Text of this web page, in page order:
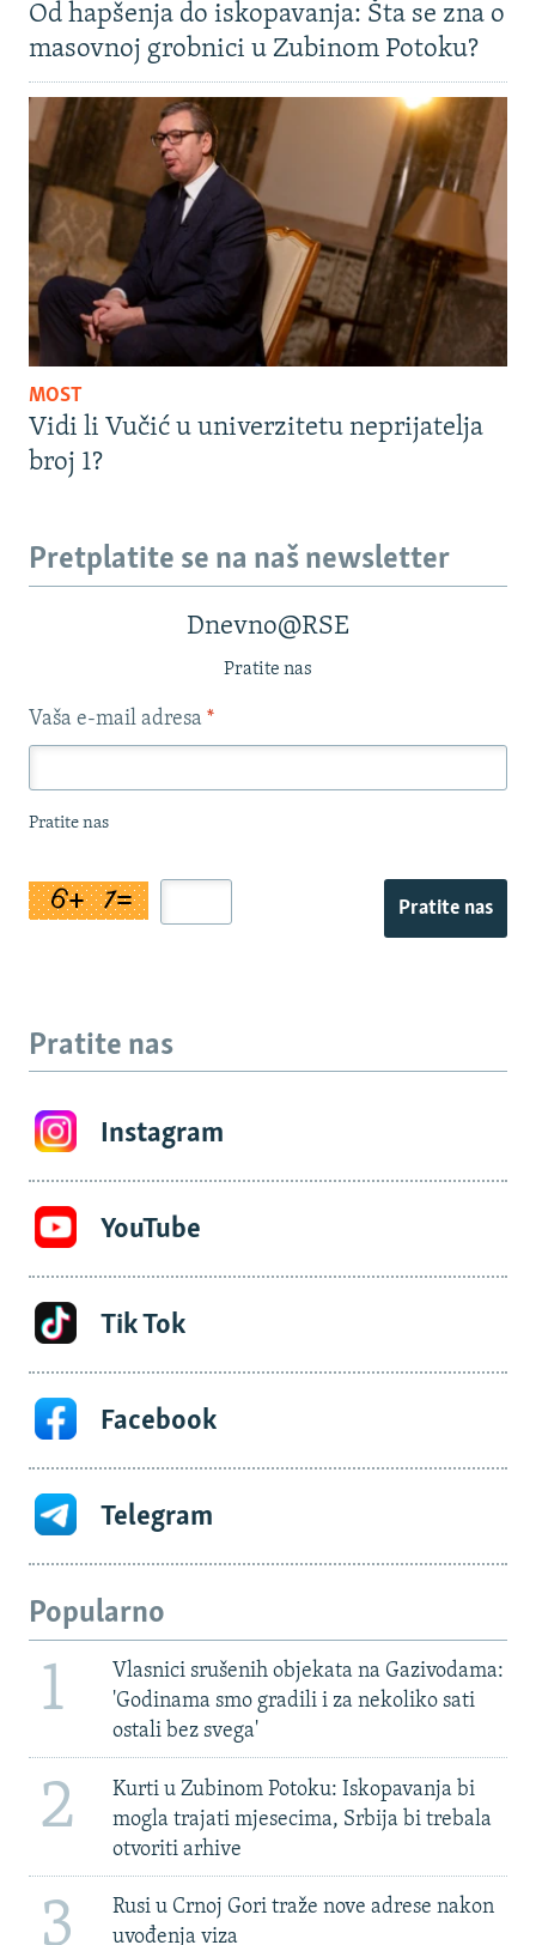
Od hapšenja do iskopavanja: Šta se zna o
masovnoj grobnici u Zubinom Potoku?
MOST
Vidi li Vučić u univerzitetu neprijatelja
broj 1?
Pretplatite se na naš newsletter
Dnevno@RSE
Pratite nas
Vaša e-mail adresa *
Pratite nas
Pratite nas
Pratite nas
Instagram
YouTube
Tik Tok
Facebook
Telegram
Popularno
1
Vlasnici srušenih objekata na Gazivodama:
'Godinama smo gradili i za nekoliko sati
ostali bez svega'
2
Kurti u Zubinom Potoku: Iskopavanja bi
mogla trajati mjesecima, Srbija bi trebala
otvoriti arhive
3
Rusi u Crnoj Gori traže nove adrese nakon
uvođenja viza